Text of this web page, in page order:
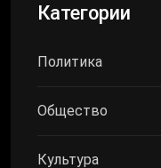
Категории
Политика
Общество
Культура